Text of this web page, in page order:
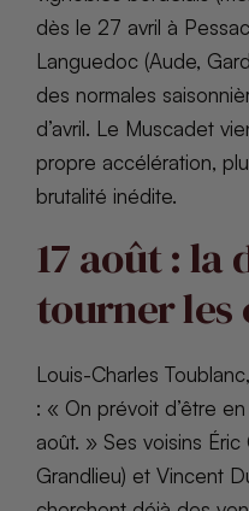
dès le 27 avril à
Languedoc (Aude,
des normales
d’avril. Le Muscadet
propre accélération,
brutalité inédite.
17 août : la
tourner les
Louis-Charles
: « On prévoit d’être
août. » Ses voisins
Grandlieu) et Vincent